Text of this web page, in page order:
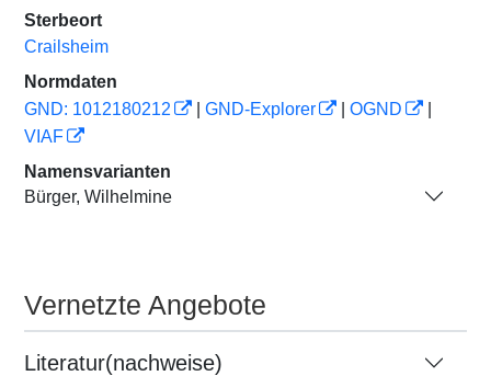
Sterbeort
Crailsheim
Normdaten
GND: 1012180212
GND-Explorer OGND
VIAF
Namensvarianten
Bürger, Wilhelmine
Vernetzte Angebote
Literatur(nachweise)